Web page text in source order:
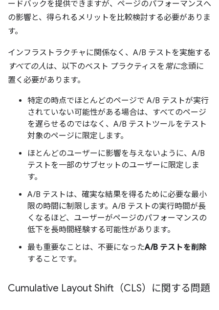
ードバックを提供できますが、ページのパフォーマンスへ
の影響と、得られるメリットを比較検討する必要がありま
す。
インフラストラクチャに関係なく、A/B テストを実施する
すべての人は、以下のベスト プラクティスを 常に念頭に
置く必要があります。
特定の時点でほとんどのページで A/B テストが実行
されていない可能性がある場合は、すべてのページ
を遅らせるのではなく、A/B テストツールをテスト
対象のページに限定します。
ほとんどのユーザーに影響を与えないように、A/B
テストを一部のサブセットのユーザーに限定しま
す。
A/B テストは、確実な結果を得るために必要な最小
限の時間に制限します。A/B テストの実行時間が長
くなるほど、ユーザーがページのパフォーマンスの
低下を長時間経験する可能性があります。
最も重要なことは、不要になったA/B テストを削除
することです。
Cumulative Layout Shift（CLS）に関する問題